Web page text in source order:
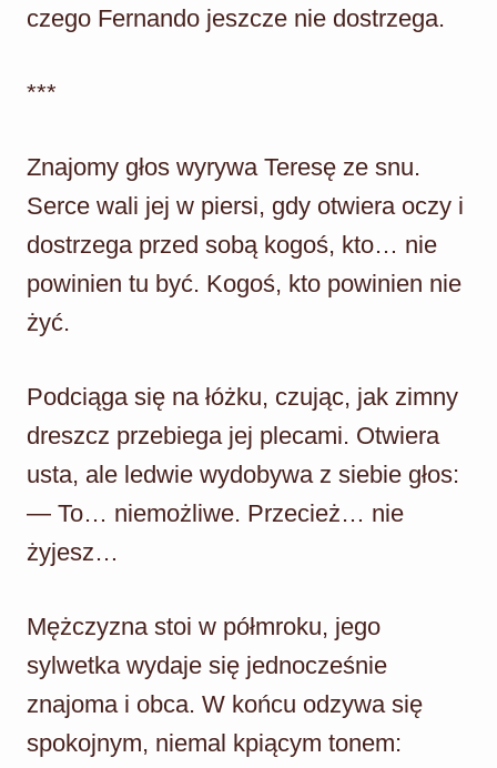
czego Fernando jeszcze nie dostrzega.
***
Znajomy głos wyrywa Teresę ze snu.
Serce wali jej w piersi, gdy otwiera oczy i
dostrzega przed sobą kogoś, kto… nie
powinien tu być. Kogoś, kto powinien nie
żyć.
Podciąga się na łóżku, czując, jak zimny
dreszcz przebiega jej plecami. Otwiera
usta, ale ledwie wydobywa z siebie głos:
— To… niemożliwe. Przecież… nie
żyjesz…
Mężczyzna stoi w półmroku, jego
sylwetka wydaje się jednocześnie
znajoma i obca. W końcu odzywa się
spokojnym, niemal kpiącym tonem: